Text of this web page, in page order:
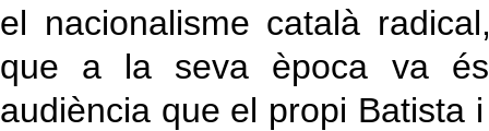
el nacionalisme català
que a la seva època va
audiència que el propi Batista